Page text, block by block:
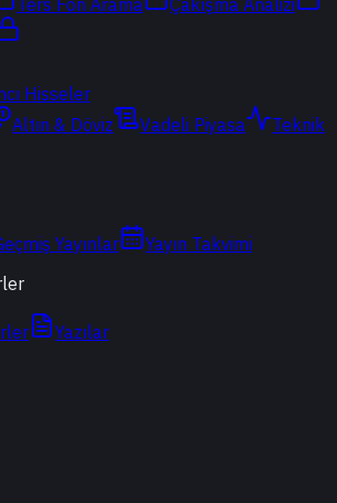
Ters Fon Arama
Çakışma Analizi
Hisseler
Altın & Döviz Vadeli Piyasa
Teknik
Yayınlar
Yayın Takvimi
Yazılar